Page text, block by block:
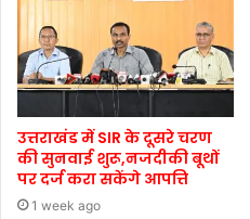
उत्तराखंड में SIR के दूसरे चरण
की सुनवाई शुरू,नजदीकी बूथों
पर दर्ज करा सकेंगे आपत्ति
1 week ago